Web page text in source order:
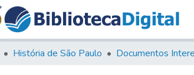
História de São Paulo Documentos